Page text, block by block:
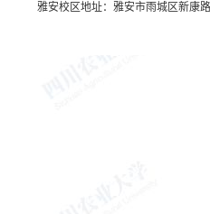
雅安校区地址：雅安市雨城区新